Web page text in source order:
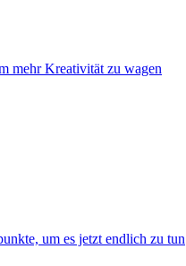
mehr Kreativität zu wagen
um es jetzt endlich zu tun